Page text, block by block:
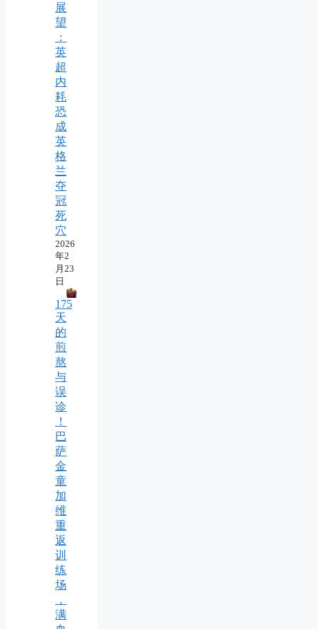
展
望
：
英
超
内
耗
恐
成
英
格
兰
夺
冠
死
穴
2026
年2
月23
日
175
天
的
煎
熬
与
误
诊
！
巴
萨
金
童
加
维
重
返
训
练
场
，
满